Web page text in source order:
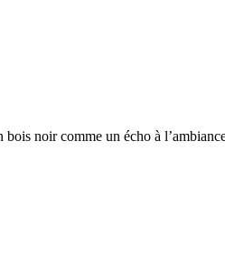
noir comme un écho à